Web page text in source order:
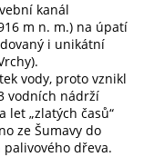
kanál
m n. m.) na úpatí
i unikátní
vody, proto vznikl
vodních nádrží
let „zlatých časů“
ze Šumavy do
dřeva.